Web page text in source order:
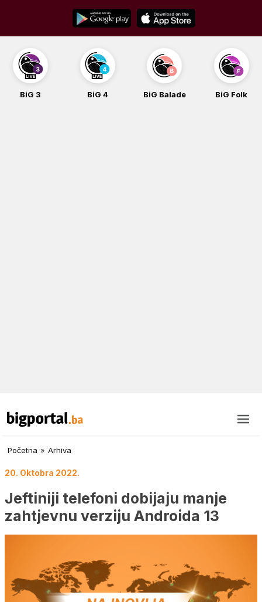
content
BiG 3 BiG 4 BiG Balade BiG Folk
Početna » Arhiva
20. Oktobra 2022.
Jeftiniji telefoni dobijaju manje
zahtjevnu verziju Androida 13